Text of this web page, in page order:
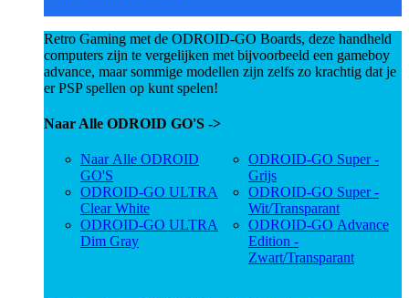
Retro Gaming met de ODROID-GO Boards, deze handheld
computers zijn te vergelijken met bijvoorbeeld een gameboy
advance, maar sommige modellen zijn zelfs zo krachtig dat je
er PSP spellen op kunt spelen!
Naar Alle ODROID GO'S ->
Naar Alle ODROID
GO'S
ODROID-GO ULTRA
Clear White
ODROID-GO ULTRA
Dim Gray
ODROID-GO Super -
Grijs
ODROID-GO Super -
Wit/Transparant
ODROID-GO Advance
Edition -
Zwart/Transparant